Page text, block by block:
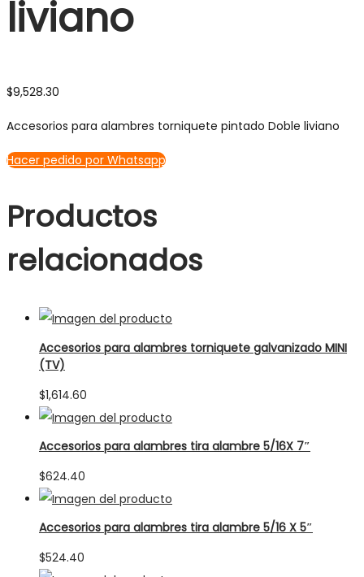
liviano
$9,528.30
Accesorios para alambres torniquete pintado Doble liviano
Hacer pedido por Whatsapp
Productos
relacionados
Accesorios para alambres torniquete galvanizado MINI
(TV)
$1,614.60
Accesorios para alambres tira alambre 5/16X 7″
$624.40
Accesorios para alambres tira alambre 5/16 X 5″
$524.40